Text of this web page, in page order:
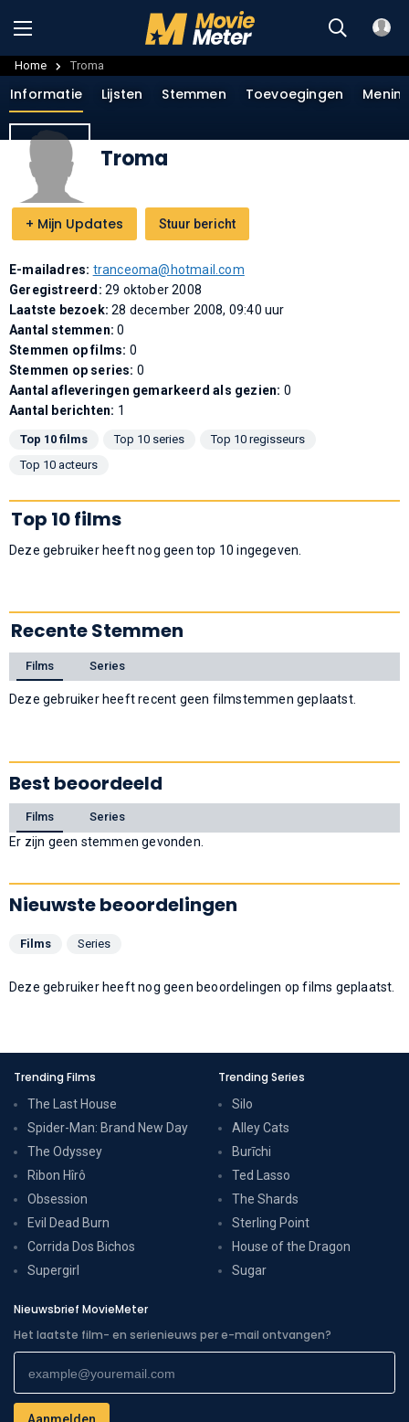
Home Troma
+ Mijn Updates Stuur bericht
Informatie Lijsten Stemmen Toevoegingen
Troma
E-mailadres: tranceoma@hotmail.com
Geregistreerd: 29 oktober 2008
Laatste bezoek:28 december 2008, 09:40 uur
Aantal stemmen:0
Stemmen op films: 0
Stemmen op series: 0
Aantal afleveringen gemarkeerd als gezien: 0
Aantal berichten: 1
Top 10 films Top 10 series
Top 10 regisseurs
Top 10 acteurs
Top 10 films
Deze gebruiker heeft nog geen top 10 ingegeven.
Recente Stemmen
Films Series
Deze gebruiker heeft recent geen filmstemmen geplaatst.
Best beoordeeld
Films Series
Er zijn geen stemmen gevonden.
Nieuwste beoordelingen
Films Series
Deze gebruiker heeft nog geen beoordelingen op films geplaatst.
Trending Films
The Last House
Spider-Man: Brand New Day
The Odyssey
Ribon Hîrô
Obsession
Evil Dead Burn
Corrida Dos Bichos
Supergirl
Trending Series
Silo
Alley Cats
Burīchi
Ted Lasso
The Shards
Sterling Point
House of the Dragon
Sugar
Nieuwsbrief MovieMeter
Het laatste film- en serienieuws per e-mail ontvangen?